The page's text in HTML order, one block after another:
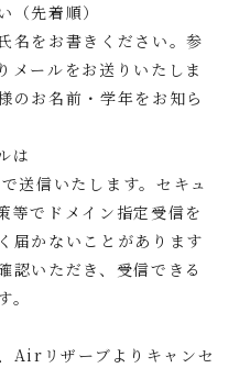
（先着順）
名をお書きください。参
メールをお送りいたしま
のお名前・学年をお知ら
は
信いたします。セキュ
等でドメイン指定受信を
届かないことがあります
認いただき、受信できる
Airリザーブよりキャンセ